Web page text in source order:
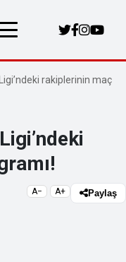
rakiplerinin maç
A− A+ Paylaş